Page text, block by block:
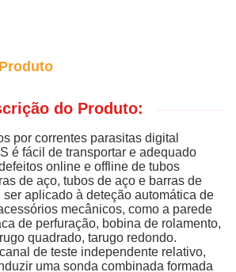
do Produto:
por correntes parasitas digital
é fácil de transportar e adequado
online e offline de tubos
de aço, tubos de aço e barras de
ser aplicado à deteção automática de
mecânicos, como a parede
de perfuração, bobina de rolamento,
quadrado, tarugo redondo.
de teste independente relativo,
uma sonda combinada formada